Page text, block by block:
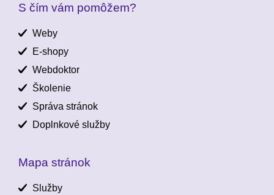
S čím vám pomôžem?
Weby
E-shopy
Webdoktor
Školenie
Správa stránok
Doplnkové služby
Mapa stránok
Služby